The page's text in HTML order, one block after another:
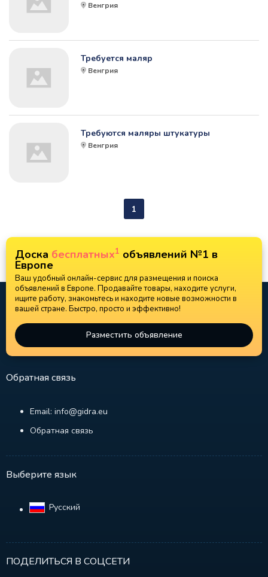
Венгрия
Требуется маляр
Венгрия
Требуются маляры штукатуры
Венгрия
1
Доска бесплатных1 объявлений №1 в
Европе
Ваш удобный онлайн-сервис для размещения и поиска
объявлений в Европе. Продавайте товары, находите услуги,
ищите работу, знакомьтесь и находите новые возможности в
вашей стране. Быстро, просто и эффективно!
Разместить объявление
Обратная связь
Email: info@gidra.eu
Обратная связь
Выберите язык
Русский‎
ПОДЕЛИТЬСЯ В СОЦСЕТИ